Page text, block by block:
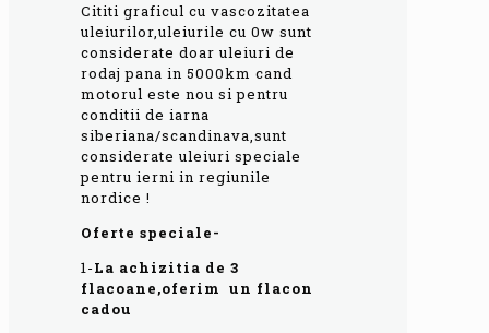
Cititi graficul cu vascozitatea
uleiurilor,uleiurile cu 0w sunt
considerate doar uleiuri de
rodaj pana in 5000km cand
motorul este nou si pentru
conditii de iarna
siberiana/scandinava,sunt
considerate uleiuri speciale
pentru ierni in regiunile
nordice !
Oferte speciale-
1-La achizitia de 3
flacoane,oferim un flacon
cadou